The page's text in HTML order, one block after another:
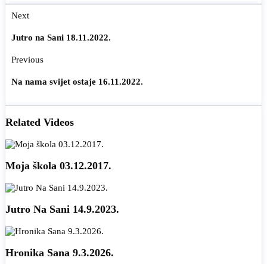
Next
Jutro na Sani 18.11.2022.
Previous
Na nama svijet ostaje 16.11.2022.
Related Videos
Moja škola 03.12.2017.
Jutro Na Sani 14.9.2023.
Hronika Sana 9.3.2026.